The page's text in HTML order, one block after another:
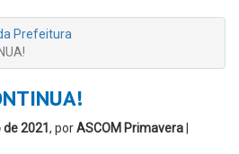
Prefeitura
2021 , porASCOM Primavera